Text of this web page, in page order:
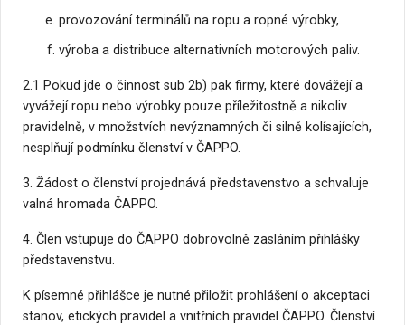
provozování terminálů na ropu a ropné výrobky,
výroba a distribuce alternativních motorových paliv.
2.1 Pokud jde o činnost sub 2b) pak firmy, které dovážejí a
vyvážejí ropu nebo výrobky pouze příležitostně a nikoliv
pravidelně, v množstvích nevýznamných či silně kolísajících,
nesplňují podmínku členství v ČAPPO.
3. Žádost o členství projednává představenstvo a schvaluje
valná hromada ČAPPO.
4. Člen vstupuje do ČAPPO dobrovolně zasláním přihlášky
představenstvu.
K písemné přihlášce je nutné přiložit prohlášení o akceptaci
stanov, etických pravidel a vnitřních pravidel ČAPPO. Členství